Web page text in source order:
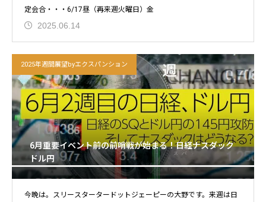
定会合・・・6/17昼（再来週火曜日）金
2025.06.14
2025年週間展望byエクスパンション
6月重要イベント前の前哨戦が始まる！日経ナスダック
ドル円
今晩は。スリースタータードットジェーピーの大野です。来週は日